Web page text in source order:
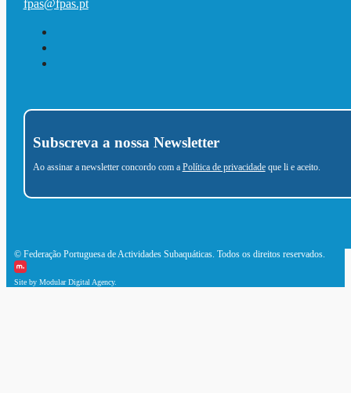
fpas@fpas.pt
Subscreva a nossa Newsletter
Ao assinar a newsletter concordo com a Política de privacidadeque li e aceito.
© Federação Portuguesa de Actividades Subaquáticas. Todos os direitos reservados.
Site by Modular Digital Agency.